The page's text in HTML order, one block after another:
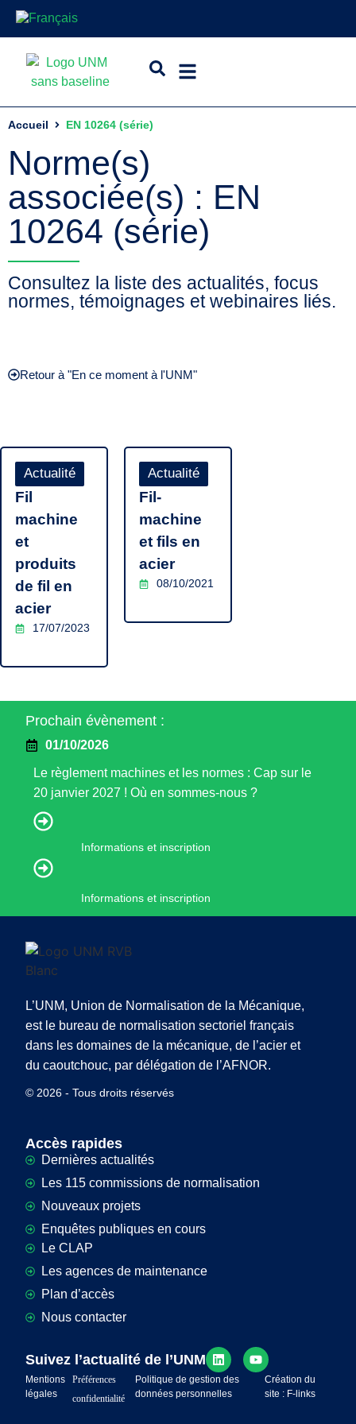
Accueil EN 10264 (série)
Norme(s)
associée(s) : EN
10264 (série)
Consultez la liste des actualités, focus
normes, témoignages et webinaires liés.
Retour à "En ce moment à l'UNM"
Actualité
Fil
machine
et
produits
de fil en
acier
17/07/2023
Actualité
Fil-
machine
et fils en
acier
08/10/2021
Prochain évènement :
01/10/2026
Le règlement machines et les normes : Cap sur le
20 janvier 2027 ! Où en sommes-nous ?
Informations et inscription
Informations et inscription
L’UNM, Union de Normalisation de la Mécanique,
est le bureau de normalisation sectoriel français
dans les domaines de la mécanique, de l’acier et
du caoutchouc, par délégation de l’AFNOR.
© 2026 - Tous droits réservés
Accès rapides
Dernières actualités
Les 115 commissions de normalisation
Nouveaux projets
Enquêtes publiques en cours
Le CLAP
Les agences de maintenance
Plan d’accès
Nous contacter
Suivez l’actualité de l’UNM
Mentions
légales
Préférences
confidentialité
Politique de gestion des
données personnelles
Création du
site : F-links